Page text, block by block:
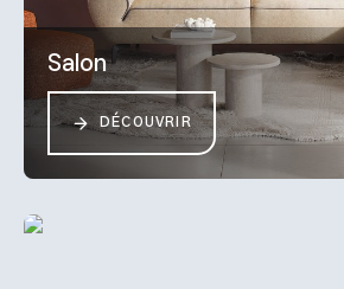
Salon
DÉCOUVRIR